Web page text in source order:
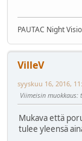
PAUTAC Night
VilleV
syyskuu 16, 2016,
Viimeisin muokkaus:
Mukava että
tulee yleensä